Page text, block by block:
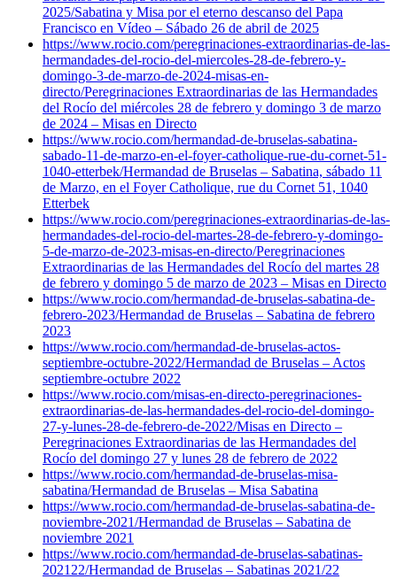
2025/Sabatina y Misa por el eterno descanso del Papa
Francisco en Vídeo – Sábado 26 de abril de 2025
https://www.rocio.com/peregrinaciones-extraordinarias-de-las-
hermandades-del-rocio-del-miercoles-28-de-febrero-y-
domingo-3-de-marzo-de-2024-misas-en-
directo/Peregrinaciones Extraordinarias de las Hermandades
del Rocío del miércoles 28 de febrero y domingo 3 de marzo
de 2024 – Misas en Directo
https://www.rocio.com/hermandad-de-bruselas-sabatina-
sabado-11-de-marzo-en-el-foyer-catholique-rue-du-cornet-51-
1040-etterbek/Hermandad de Bruselas – Sabatina, sábado 11
de Marzo, en el Foyer Catholique, rue du Cornet 51, 1040
Etterbek
https://www.rocio.com/peregrinaciones-extraordinarias-de-las-
hermandades-del-rocio-del-martes-28-de-febrero-y-domingo-
5-de-marzo-de-2023-misas-en-directo/Peregrinaciones
Extraordinarias de las Hermandades del Rocío del martes 28
de febrero y domingo 5 de marzo de 2023 – Misas en Directo
https://www.rocio.com/hermandad-de-bruselas-sabatina-de-
febrero-2023/Hermandad de Bruselas – Sabatina de febrero
2023
https://www.rocio.com/hermandad-de-bruselas-actos-
septiembre-octubre-2022/Hermandad de Bruselas – Actos
septiembre-octubre 2022
https://www.rocio.com/misas-en-directo-peregrinaciones-
extraordinarias-de-las-hermandades-del-rocio-del-domingo-
27-y-lunes-28-de-febrero-de-2022/Misas en Directo –
Peregrinaciones Extraordinarias de las Hermandades del
Rocío del domingo 27 y lunes 28 de febrero de 2022
https://www.rocio.com/hermandad-de-bruselas-misa-
sabatina/Hermandad de Bruselas – Misa Sabatina
https://www.rocio.com/hermandad-de-bruselas-sabatina-de-
noviembre-2021/Hermandad de Bruselas – Sabatina de
noviembre 2021
https://www.rocio.com/hermandad-de-bruselas-sabatinas-
202122/Hermandad de Bruselas – Sabatinas 2021/22